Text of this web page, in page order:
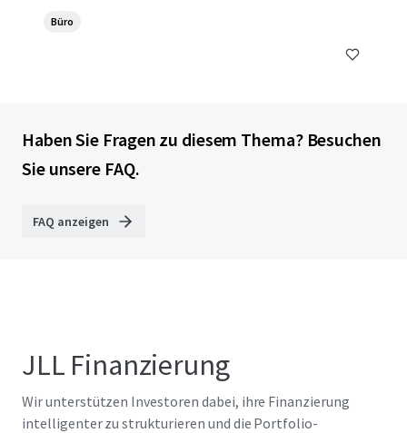
Büro
Haben Sie Fragen zu diesem Thema? Besuchen
Sie unsere FAQ.
FAQ anzeigen
JLL Finanzierung
Wir unterstützen Investoren dabei, ihre Finanzierung
intelligenter zu strukturieren und die Portfolio-